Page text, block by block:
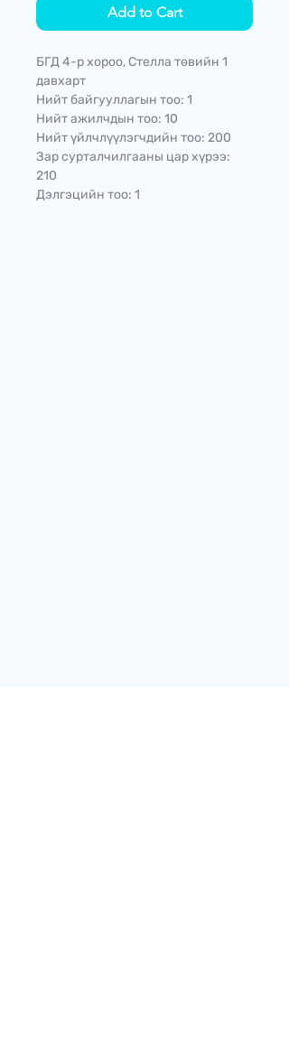
Add to Cart
БГД 4-р хороо, Стелла төвийн 1
давхарт
Нийт байгууллагын тоо: 1
Нийт ажилчдын тоо: 10
Нийт үйлчлүүлэгчдийн тоо: 200
Зар сурталчилгааны цар хүрээ:
210
Дэлгэцийн тоо: 1